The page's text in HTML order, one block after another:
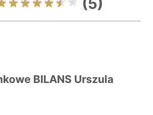
(5)
BILANS Urszula